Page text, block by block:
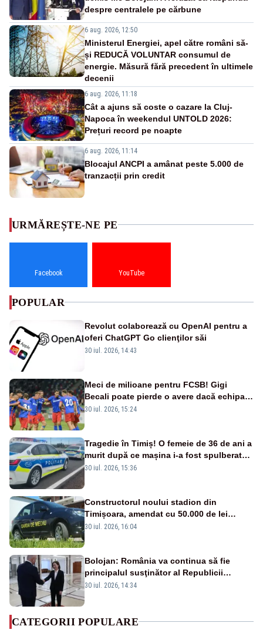
despre centralele pe cărbune
6 aug. 2026, 12:50
Ministerul Energiei, apel către români să-
și REDUCĂ VOLUNTAR consumul de
energie. Măsură fără precedent în ultimele
decenii
6 aug. 2026, 11:18
Cât a ajuns să coste o cazare la Cluj-
Napoca în weekendul UNTOLD 2026:
Prețuri record pe noapte
6 aug. 2026, 11:14
Blocajul ANCPI a amânat peste 5.000 de
tranzacții prin credit
URMĂREȘTE-NE PE
Facebook YouTube
POPULAR
Revolut colaborează cu OpenAI pentru a
oferi ChatGPT Go clienţilor săi
30 iul. 2026, 14:43
Meci de milioane pentru FCSB! Gigi
Becali poate pierde o avere dacă echipa
este eliminată de FK Auda
30 iul. 2026, 15:24
Tragedie în Timiș! O femeie de 36 de ani a
murit după ce mașina i-a fost spulberată
de tren
30 iul. 2026, 15:36
Constructorul noului stadion din
Timișoara, amendat cu 50.000 de lei
pentru peste 700 de tone de deșeuri
30 iul. 2026, 16:04
Bolojan: România va continua să fie
principalul susţinător al Republicii
Moldova la nivelul Uniunii Europene
30 iul. 2026, 14:34
CATEGORII POPULARE